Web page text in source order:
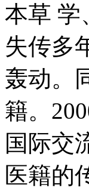
本草 学
失传多
轰动。
籍。
国际交
医籍的